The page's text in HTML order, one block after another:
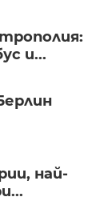
и...
най-